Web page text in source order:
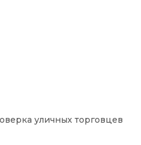
уличных торговцев